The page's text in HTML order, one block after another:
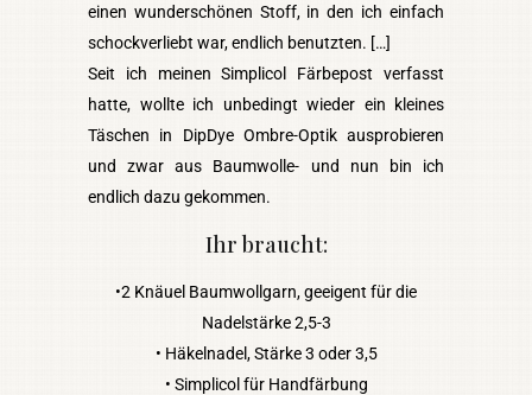
einen wunderschönen Stoff, in den ich einfach
schockverliebt war, endlich benutzten. […]
Seit ich meinen Simplicol Färbepost verfasst
hatte, wollte ich unbedingt wieder ein kleines
Täschen in DipDye Ombre-Optik ausprobieren
und zwar aus Baumwolle- und nun bin ich
endlich dazu gekommen.
Ihr braucht:
•2 Knäuel Baumwollgarn, geeigent für die
Nadelstärke 2,5-3
• Häkelnadel, Stärke 3 oder 3,5
• Simplicol für Handfärbung